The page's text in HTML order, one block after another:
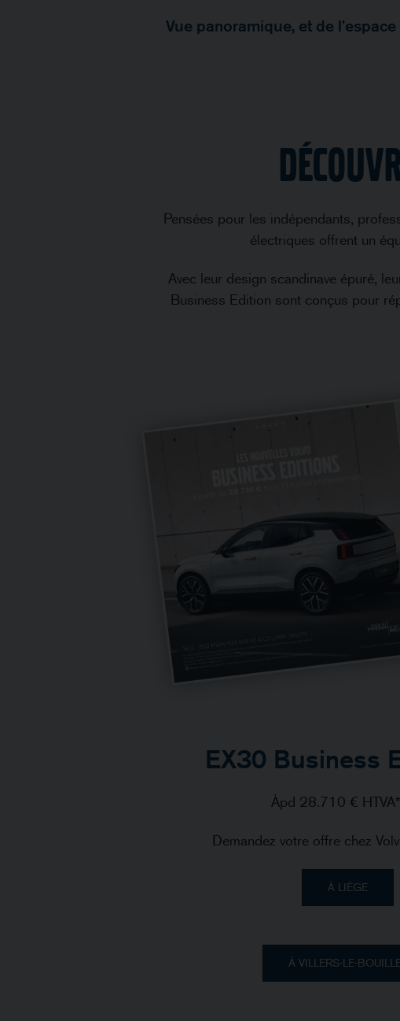
Vue panoramique, et de l’espace
Pensées pour les indépendants,
électriques offrent un
Avec leur design scandinave épuré,
Business Edition sont conçus pour
EX30 Business
Àpd 28.710 € HTVA*
Demandez votre offre chez
À LIÈGE
À VILLERS-LE-